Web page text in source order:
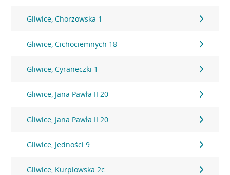
Gliwice, Chorzowska 1
Gliwice, Cichociemnych 18
Gliwice, Cyraneczki 1
Gliwice, Jana Pawła II 20
Gliwice, Jana Pawła II 20
Gliwice, Jedności 9
Gliwice, Kurpiowska 2c